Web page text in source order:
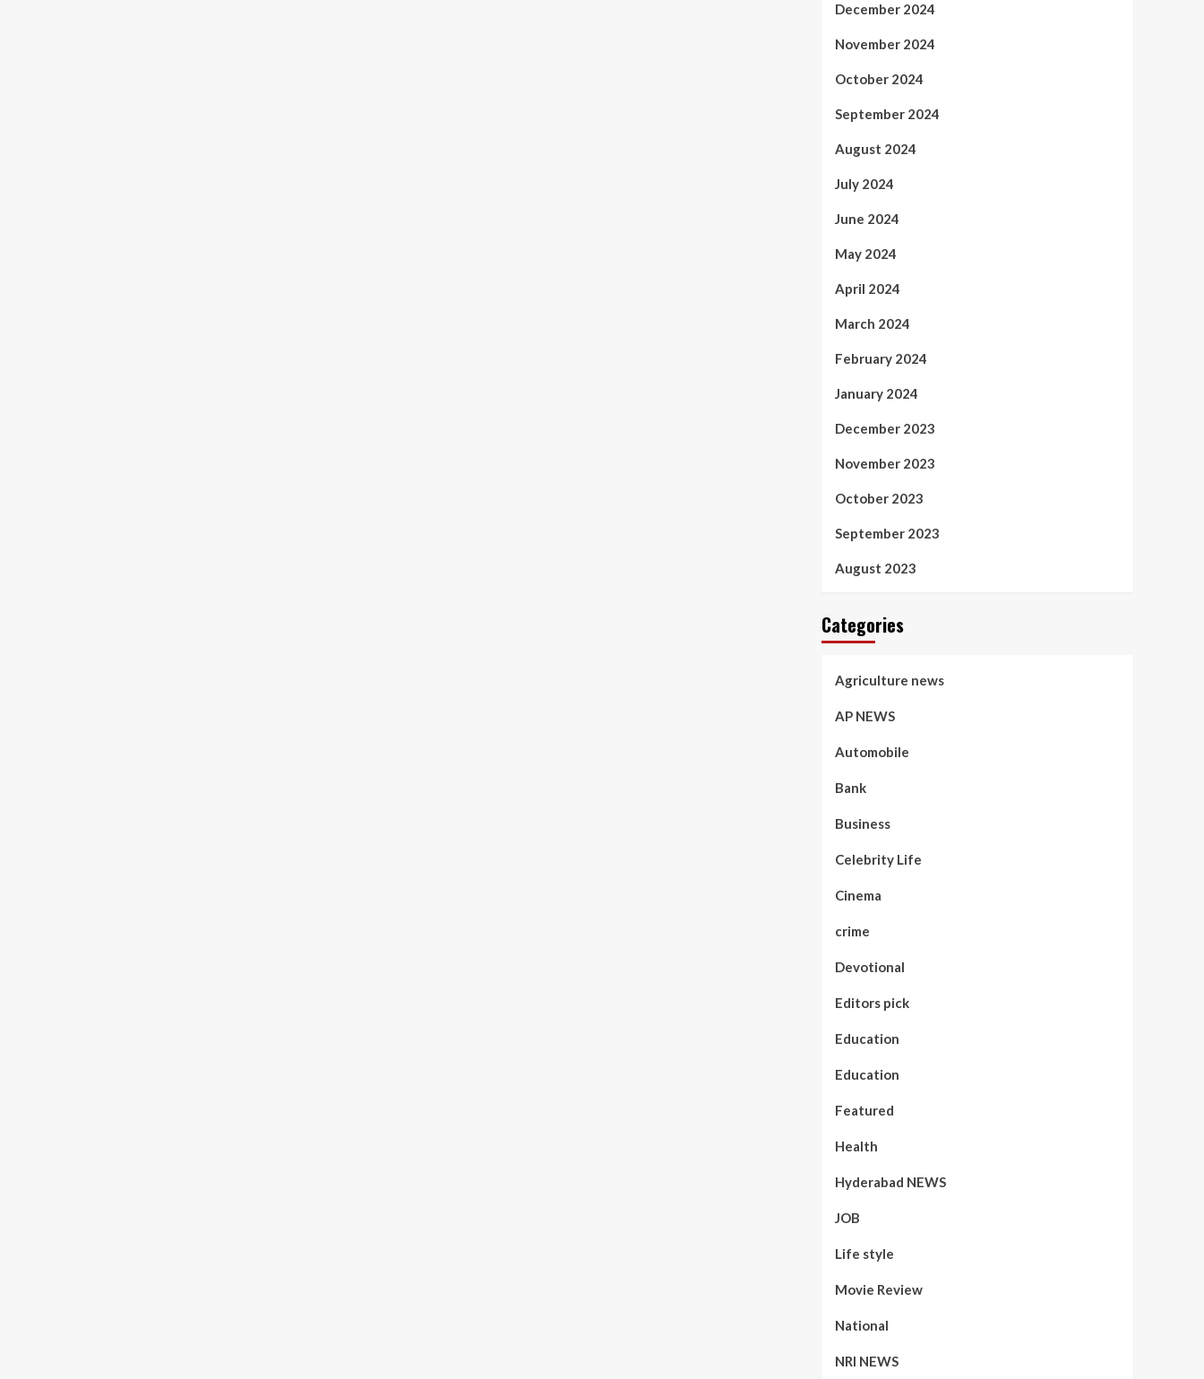
December 2024
November 2024
October 2024
September 2024
August 2024
July 2024
June 2024
May 2024
April 2024
March 2024
February 2024
January 2024
December 2023
November 2023
October 2023
September 2023
August 2023
Categories
Agriculture news
AP NEWS
Automobile
Bank
Business
Celebrity Life
Cinema
crime
Devotional
Editors pick
Education
Education
Featured
Health
Hyderabad NEWS
JOB
Life style
Movie Review
National
NRI NEWS